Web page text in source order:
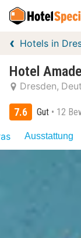
Hotels in
Hotel
Dresden
7.6 Gut 12
Ausstattung